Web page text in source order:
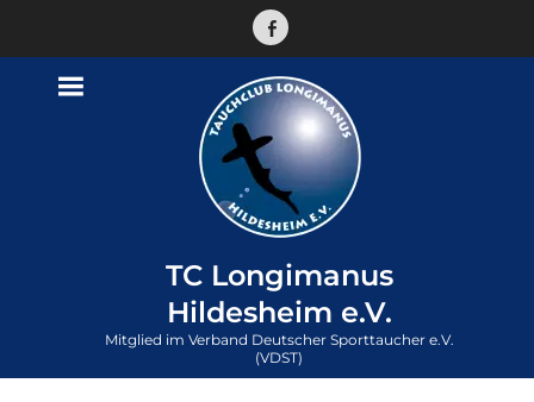
Facebook
TC Longimanus
Hildesheim e.V.
Mitglied im Verband Deutscher Sporttaucher e.V.
(VDST)